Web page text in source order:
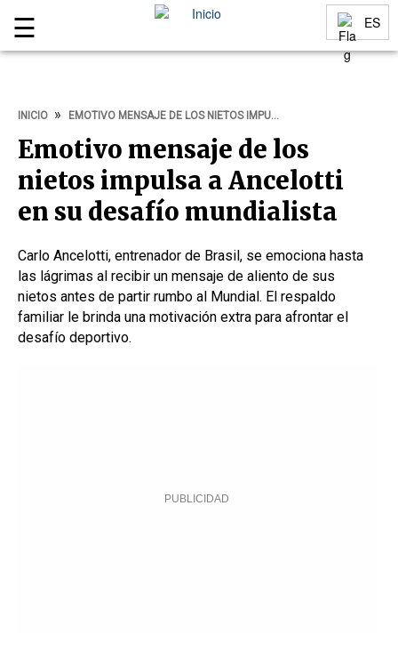
Menu
Idiomas
ES
☰
INICIO EMOTIVO MENSAJE DE LOS NIETOS IMPULSA A ANCELOTTI EN SU DESAFÍO MUNDIALISTA
Emotivo mensaje de los
nietos impulsa a Ancelotti
en su desafío mundialista
Carlo Ancelotti, entrenador de Brasil, se emociona hasta
las lágrimas al recibir un mensaje de aliento de sus
nietos antes de partir rumbo al Mundial. El respaldo
familiar le brinda una motivación extra para afrontar el
desafío deportivo.